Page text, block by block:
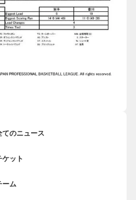
てのニュース
ケット
ーム